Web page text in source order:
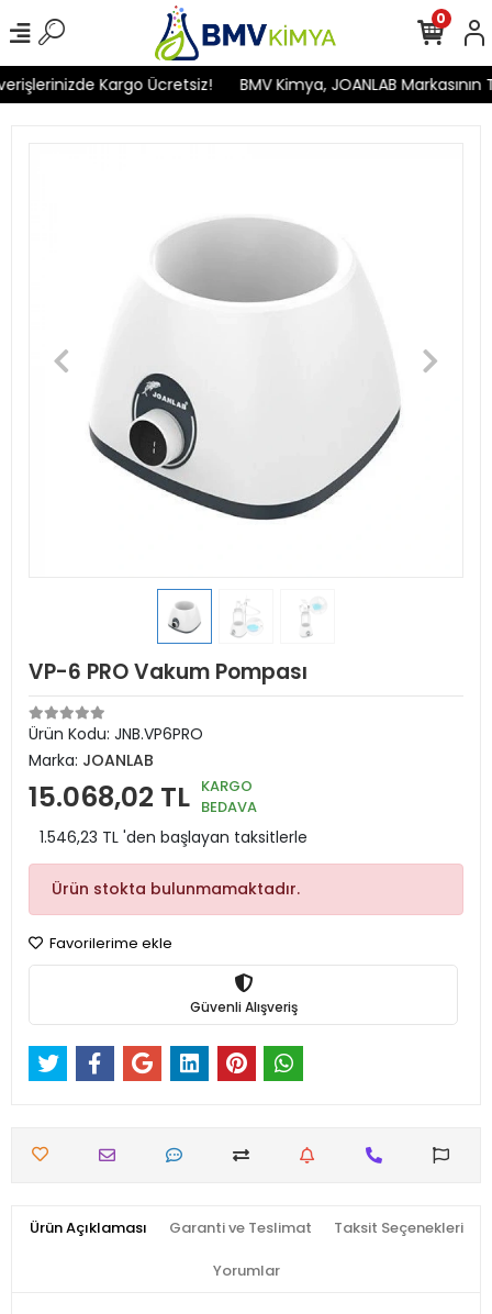
Kargo Ücretsiz! BMV Kimya, JOANLAB
0
VP-6 PRO Vakum Pompası
Ürün Kodu: JNB.VP6PRO
Marka: JOANLAB
15.068,02 TL KARGO
BEDAVA
1.546,23 TL 'den başlayan taksitlerle
Ürün stokta bulunmamaktadır.
Favorilerime ekle
Güvenli Alışveriş
Ürün Açıklaması Garanti ve Teslimat Taksit Seçenekleri
Yorumlar